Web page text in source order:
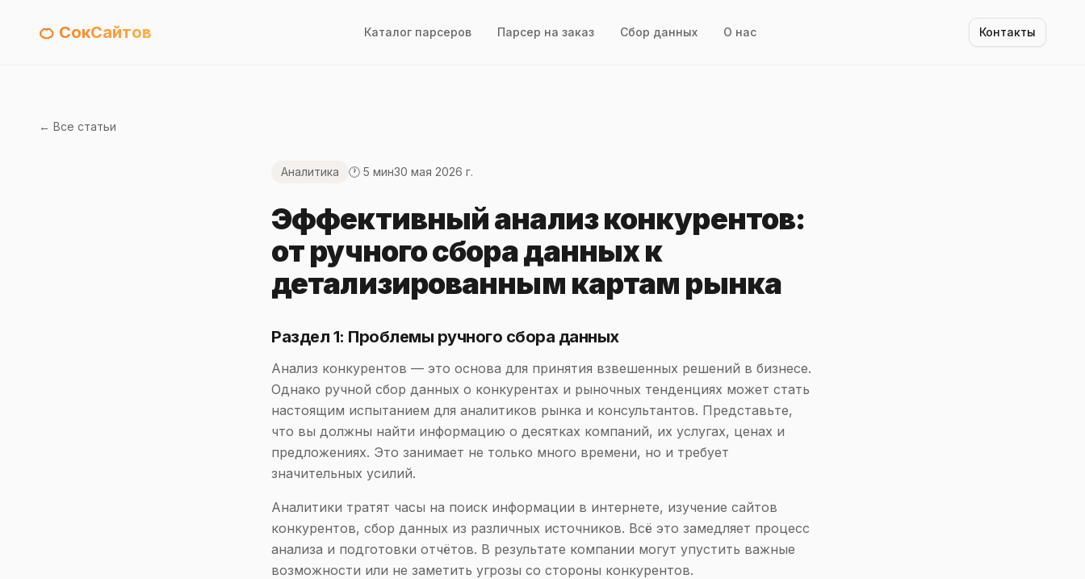
🍊 СокСайтов Каталог парсеров Парсер на заказ Сбор данных О нас Контакты
← Все статьи
Аналитика 🕐 5 мин30 мая 2026 г.
Эффективный анализ конкурентов:
от ручного сбора данных к
детализированным картам рынка
Раздел 1: Проблемы ручного сбора данных
Анализ конкурентов — это основа для принятия взвешенных решений в бизнесе.
Однако ручной сбор данных о конкурентах и рыночных тенденциях может стать
настоящим испытанием для аналитиков рынка и консультантов. Представьте,
что вы должны найти информацию о десятках компаний, их услугах, ценах и
предложениях. Это занимает не только много времени, но и требует
значительных усилий.
Аналитики тратят часы на поиск информации в интернете, изучение сайтов
конкурентов, сбор данных из различных источников. Всё это замедляет процесс
анализа и подготовки отчётов. В результате компании могут упустить важные
возможности или не заметить угрозы со стороны конкурентов.